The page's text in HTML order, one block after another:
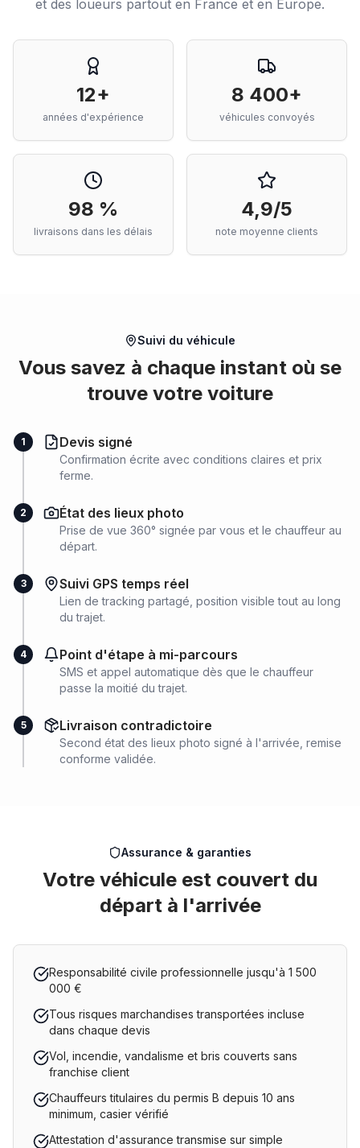
et des loueurs partout en France et en Europe.
12+
années d'expérience
8 400+
véhicules convoyés
98 %
livraisons dans les délais
4,9/5
note moyenne clients
Suivi du véhicule
Vous savez à chaque instant où se
trouve votre voiture
1 Devis signé
Confirmation écrite avec conditions claires et prix
ferme.
2 État des lieux photo
Prise de vue 360° signée par vous et le chauffeur au
départ.
3 Suivi GPS temps réel
Lien de tracking partagé, position visible tout au long
du trajet.
4 Point d'étape à mi-parcours
SMS et appel automatique dès que le chauffeur
passe la moitié du trajet.
5 Livraison contradictoire
Second état des lieux photo signé à l'arrivée, remise
conforme validée.
Assurance & garanties
Votre véhicule est couvert du
départ à l'arrivée
Responsabilité civile professionnelle jusqu'à 1 500
000 €
Tous risques marchandises transportées incluse
dans chaque devis
Vol, incendie, vandalisme et bris couverts sans
franchise client
Chauffeurs titulaires du permis B depuis 10 ans
minimum, casier vérifié
Attestation d'assurance transmise sur simple